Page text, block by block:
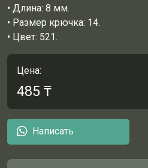
• Длина: 8 мм.
• Размер крючка: 14.
• Цвет: 521.
Цена:
485 ₸
Написать